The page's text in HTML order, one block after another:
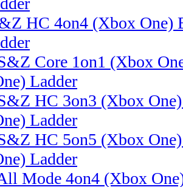
Ladder
Ladder
Ladder